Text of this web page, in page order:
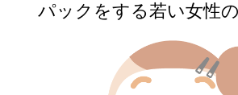
パックをする若い女性